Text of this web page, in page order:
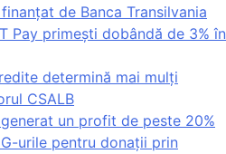
de Banca Transilvania
Pay primești dobândă de 3% în
determină mai mulți
CSALB
generat un profit de peste 20%
urile pentru donații prin